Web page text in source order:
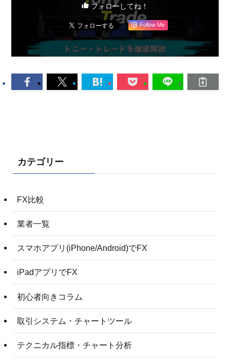
フォローしてね！
Follow Me
カテゴリー
FX比較
業者一覧
スマホアプリ(iPhone/Android)でFX
iPadアプリでFX
初心者向きコラム
取引システム・チャートツール
テクニカル指標・チャート分析